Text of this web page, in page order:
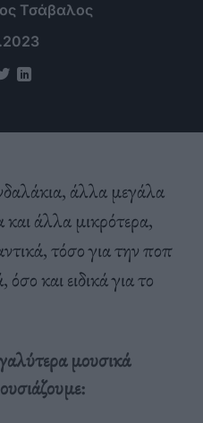
Τσάβαλος
άλλα μεγάλα
και άλλα μικρότερα,
τόσο για την ποπ
και ειδικά για το
μουσικά